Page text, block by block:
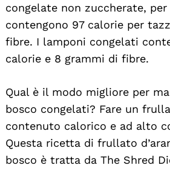
congelate non zuccherate, per
contengono 97 calorie per
fibre. I lamponi congelati
calorie e 8 grammi di fibre.
Qual è il modo migliore per
bosco congelati? Fare un
contenuto calorico e ad alto
Questa ricetta di frullato
bosco è tratta da The Shred